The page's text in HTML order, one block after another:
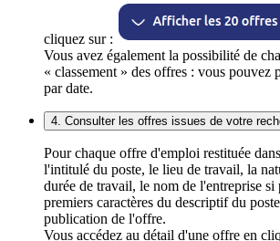
cliquez sur :
Vous avez également la possibilité de
« classement » des offres : vous pouvez
par date.
4. Consulter les offres issues de votre
Pour chaque offre d'emploi restituée
l'intitulé du poste, le lieu de travail, la
durée de travail, le nom de l'entreprise si
premiers caractères du descriptif du
publication de l'offre.
Vous accédez au détail d'une offre en